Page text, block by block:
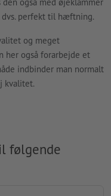
perfekt til hæftning.
og meget
her også forarbejde et
indbinder man normalt
kvalitet.
følgende